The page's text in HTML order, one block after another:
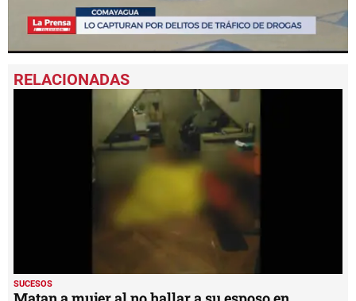
seconds
of
SUCESOS